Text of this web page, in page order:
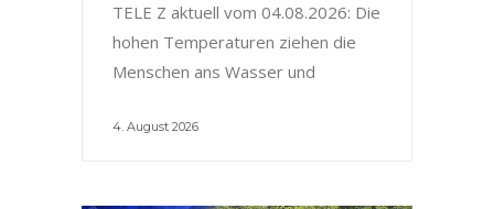
TELE Z aktuell vom 04.08.2026: Die
hohen Temperaturen ziehen die
Menschen ans Wasser und
4. August 2026